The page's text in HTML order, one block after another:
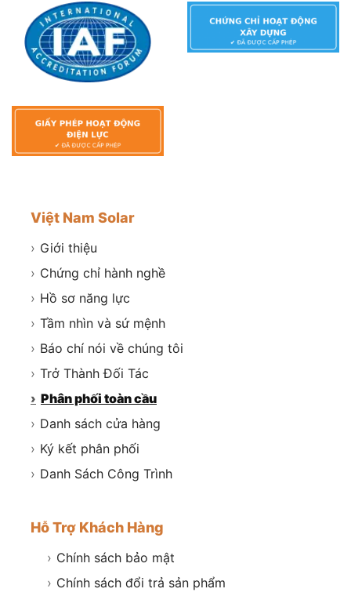
Việt Nam Solar
› Giới thiệu
› Chứng chỉ hành nghề
› Hồ sơ năng lực
› Tầm nhìn và sứ mệnh
› Báo chí nói về chúng tôi
› Trở Thành Đối Tác
› Phân phối toàn cầu
› Danh sách cửa hàng
› Ký kết phân phối
› Danh Sách Công Trình
Hỗ Trợ Khách Hàng
› Chính sách bảo mật
› Chính sách đổi trả sản phẩm